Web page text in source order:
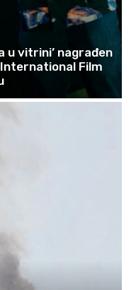
u vitrini’ nagrađen
Film